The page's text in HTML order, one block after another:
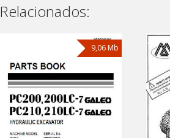
Relacionados:
9,06 Mb